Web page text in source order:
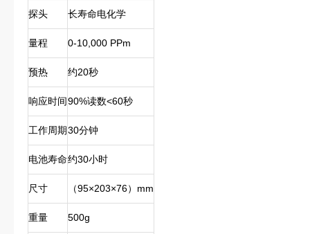
探头 长寿命电化学
量程 0-10,000 PPm
预热 约20秒
响应时间90%读数<60秒
工作周期30分钟
电池寿命约30小时
尺寸 （95×203×76）mm
重量 500g